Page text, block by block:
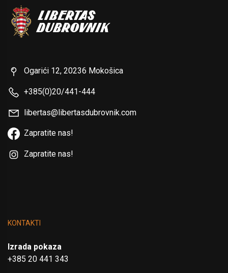
Ogarići 12, 20236 Mokošica
+385(0)20/441-444
libertas@libertasdubrovnik.com
Zapratite nas!
Zapratite nas!
KONTAKTI
Izrada pokaza
+385 20 441 343